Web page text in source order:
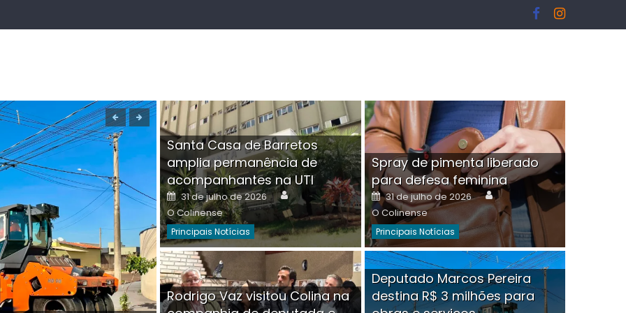
Boutique na Av. Ângelo Martins Tristão é
invadida por criminoso mascarado
Santa Casa de Barretos
amplia permanência de
acompanhantes na UTI
Posted
on
31 de julho de 2026 Author
O Colinense
Principais Notícias
Spray de pimenta liberado
para defesa feminina
Posted
on
31 de julho de 2026 Author
O Colinense
Principais Notícias
Rodrigo Vaz visitou Colina na
Deputado Marcos Pereira
destina R$ 3 milhões para